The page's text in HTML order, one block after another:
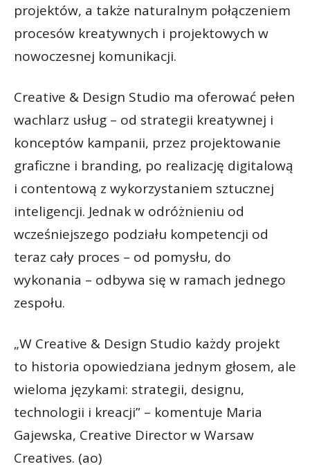
projektów, a także naturalnym połączeniem
procesów kreatywnych i projektowych w
nowoczesnej komunikacji.
Creative & Design Studio ma oferować pełen
wachlarz usług – od strategii kreatywnej i
konceptów kampanii, przez projektowanie
graficzne i branding, po realizację digitalową
i contentową z wykorzystaniem sztucznej
inteligencji. Jednak w odróżnieniu od
wcześniejszego podziału kompetencji od
teraz cały proces – od pomysłu, do
wykonania – odbywa się w ramach jednego
zespołu.
„W Creative & Design Studio każdy projekt
to historia opowiedziana jednym głosem, ale
wieloma językami: strategii, designu,
technologii i kreacji” – komentuje Maria
Gajewska, Creative Director w Warsaw
Creatives. (ao)